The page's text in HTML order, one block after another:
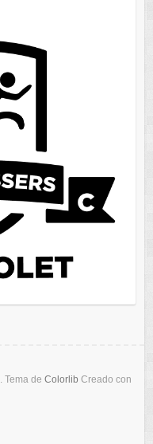
. Tema de Colorlib Creado con